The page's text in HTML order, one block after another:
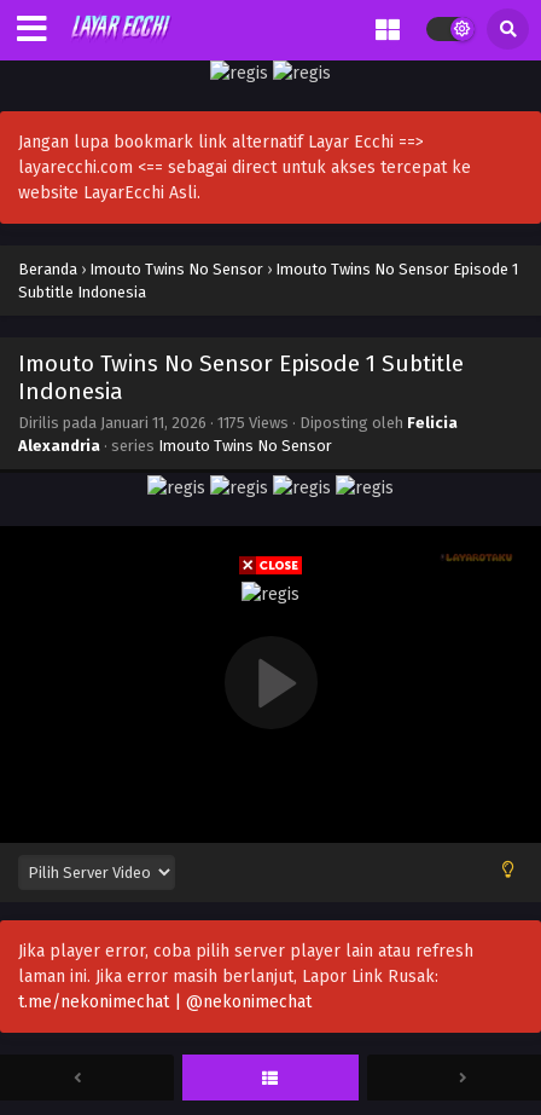
Jangan lupa bookmark link alternatif Layar Ecchi ==>
layarecchi.com <== sebagai direct untuk akses tercepat ke
website LayarEcchi Asli.
Beranda › Imouto Twins No Sensor › Imouto Twins No Sensor Episode 1
Subtitle Indonesia
Imouto Twins No Sensor Episode 1 Subtitle
Indonesia
Dirilis pada Januari 11, 2026 · 1175 Views · Diposting oleh Felicia
Alexandria · series Imouto Twins No Sensor
Jika player error, coba pilih server player lain atau refresh
laman ini. Jika error masih berlanjut, Lapor Link Rusak:
t.me/nekonimechat | @nekonimechat